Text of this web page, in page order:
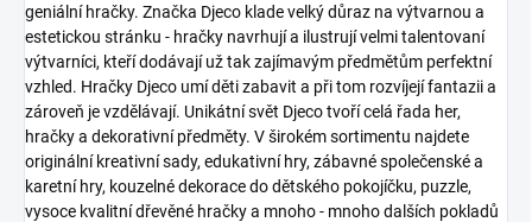
geniální hračky. Značka Djeco klade velký důraz na výtvarnou a
estetickou stránku - hračky navrhují a ilustrují velmi talentovaní
výtvarníci, kteří dodávají už tak zajímavým předmětům perfektní
vzhled. Hračky Djeco umí děti zabavit a při tom rozvíjejí fantazii a
zároveň je vzdělávají. Unikátní svět Djeco tvoří celá řada her,
hračky a dekorativní předměty. V širokém sortimentu najdete
originální kreativní sady, edukativní hry, zábavné společenské a
karetní hry, kouzelné dekorace do dětského pokojíčku, puzzle,
vysoce kvalitní dřevěné hračky a mnoho - mnoho dalších pokladů